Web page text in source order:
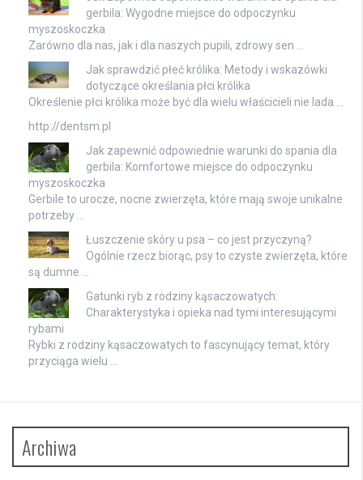
gerbila: Wygodne miejsce do odpoczynku
myszoskoczka
Zarówno dla nas, jak i dla naszych pupili, zdrowy sen …
Jak sprawdzić płeć królika: Metody i wskazówki
dotyczące określania płci królika
Określenie płci królika może być dla wielu właścicieli nie lada …
http://dentsm.pl
Jak zapewnić odpowiednie warunki do spania dla
gerbila: Komfortowe miejsce do odpoczynku
myszoskoczka
Gerbile to urocze, nocne zwierzęta, które mają swoje unikalne
potrzeby …
Łuszczenie skóry u psa – co jest przyczyną?
Ogólnie rzecz biorąc, psy to czyste zwierzęta, które
są dumne …
Gatunki ryb z rodziny kąsaczowatych:
Charakterystyka i opieka nad tymi interesującymi
rybami
Rybki z rodziny kąsaczowatych to fascynujący temat, który
przyciąga wielu …
Archiwa